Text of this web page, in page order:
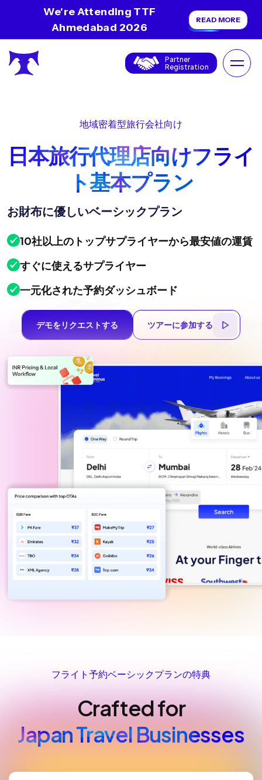
We're Attending TTF
Ahmedabad 2026
READ MORE
Partner
Registration
地域密着型旅行会社向け
日本旅行代理店向けフライ
ト基本プラン
お財布に優しいベーシックプラン
10社以上のトップサプライヤーから最安値の運賃
すぐに使えるサプライヤー
一元化された予約ダッシュボード
デモをリクエストする ツアーに参加する
フライト予約ベーシックプランの特典
Crafted for
Japan Travel Businesses